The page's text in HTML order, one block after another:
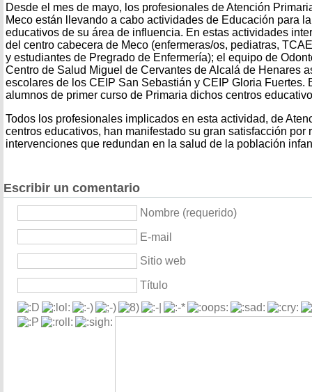
Desde el mes de mayo, los profesionales de Atención
Meco están llevando a cabo actividades de Educación para
educativos de su área de influencia. En estas actividades
del centro cabecera de Meco (enfermeras/os, pediatras,
y estudiantes de Pregrado de Enfermería); el equipo de
Centro de Salud Miguel de Cervantes de Alcalá de Henares
escolares de los CEIP San Sebastián y CEIP Gloria Fuertes.
alumnos de primer curso de Primaria dichos centros
Todos los profesionales implicados en esta actividad, de
centros educativos, han manifestado su gran satisfacción por
intervenciones que redundan en la salud de la población
Escribir un comentario
Nombre (requerido)
E-mail
Sitio web
Título